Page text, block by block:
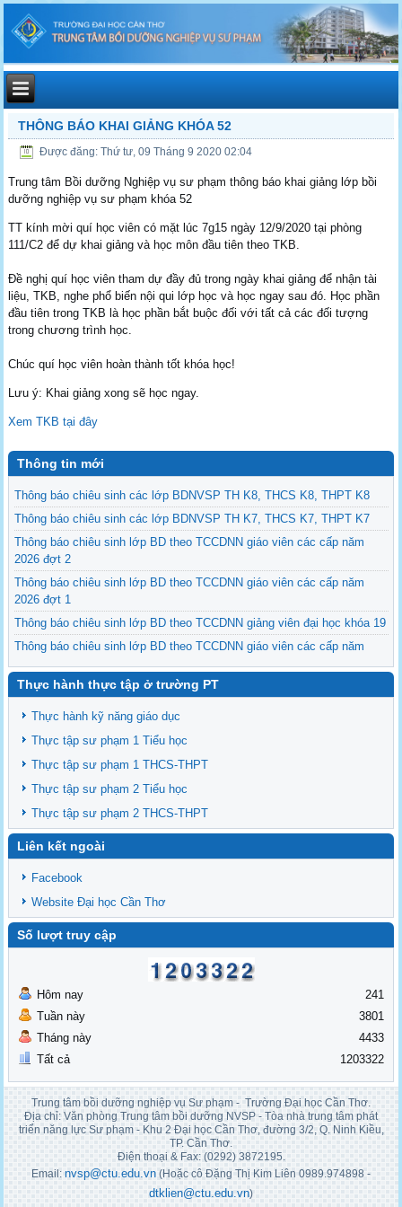
THÔNG BÁO KHAI GIẢNG KHÓA 52
Được đăng: Thứ tư, 09 Tháng 9 2020 02:04
Trung tâm Bồi dưỡng Nghiệp vụ sư phạm thông báo khai giảng lớp bồi
dưỡng nghiệp vụ sư phạm khóa 52
TT kính mời quí học viên có mặt lúc 7g15 ngày 12/9/2020 tại phòng
111/C2 để dự khai giảng và học môn đầu tiên theo TKB.
Đề nghị quí học viên tham dự đầy đủ trong ngày khai giảng để nhận tài
liệu, TKB, nghe phổ biến nội qui lớp học và học ngay sau đó. Học phần
đầu tiên trong TKB là học phần bắt buộc đối với tất cả các đối tượng
trong chương trình học.
Chúc quí học viên hoàn thành tốt khóa học!
Lưu ý: Khai giảng xong sẽ học ngay.
Xem TKB tại đây
Thông tin mới
Thông báo chiêu sinh các lớp BDNVSP TH K8, THCS K8, THPT K8
Thông báo chiêu sinh các lớp BDNVSP TH K7, THCS K7, THPT K7
Thông báo chiêu sinh lớp BD theo TCCDNN giáo viên các cấp năm
2026 đợt 2
Thông báo chiêu sinh lớp BD theo TCCDNN giáo viên các cấp năm
2026 đợt 1
Thông báo chiêu sinh lớp BD theo TCCDNN giảng viên đại học khóa 19
Thông báo chiêu sinh lớp BD theo TCCDNN giáo viên các cấp năm
Thông báo chiêu sinh các lớp BDNVSP TH K6, THCS K6, THPT K6
Thông báo chiêu sinh lớp BD NVSP cấp chứng nhận khóa 4 năm 2025
Thông báo chiêu sinh lớp BD NVSP dạy đại học, cao đẳng, trung cấp
cấp chứng nhận khóa 03
Thông báo tổng khai giảng các lớp BDNVSP TH K5, THCS K5, THPT
K5
Thực hành thực tập ở trường PT
Thực hành kỹ năng giáo dục
Thực tập sư phạm 1 Tiểu học
Thực tập sư phạm 1 THCS-THPT
Thực tập sư phạm 2 Tiểu học
Thực tập sư phạm 2 THCS-THPT
Liên kết ngoài
Facebook
Website Đại học Cần Thơ
Số lượt truy cập
Hôm nay
Tuần này
Tháng này
Tất cả
241
3801
4433
1203322
Trung tâm bồi dưỡng nghiệp vụ Sư phạm - Trường Đại học Cần Thơ.
Địa chỉ: Văn phòng Trung tâm bồi dưỡng NVSP - Tòa nhà trung tâm phát
triển năng lực Sư phạm - Khu 2 Đại học Cần Thơ, đường 3/2, Q. Ninh Kiều,
TP. Cần Thơ.
Điện thoại & Fax: (0292) 3872195.
Email: nvsp@ctu.edu.vn (Hoặc cô Đặng Thị Kim Liên 0989.974898 -
dtklien@ctu.edu.vn)